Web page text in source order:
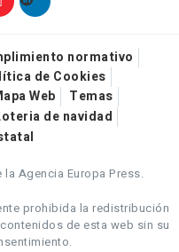
normativo
de Cookies
Web
Temas
de navidad
Agencia Europa Press.
prohibida la redistribución
de esta web sin su